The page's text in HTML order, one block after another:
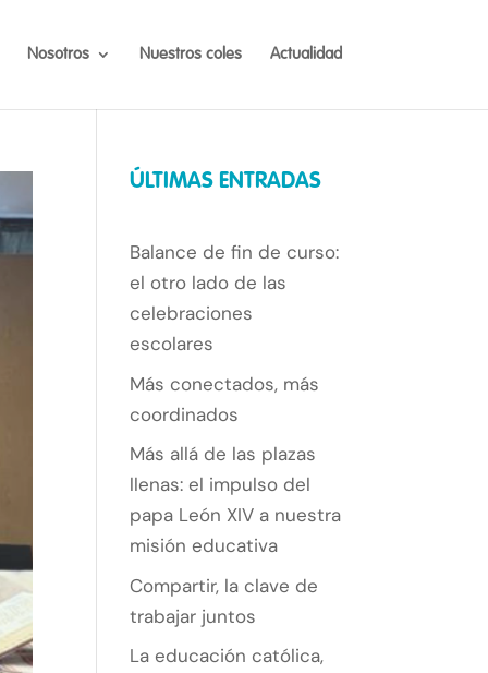
Nosotros Nuestros coles Actualidad
ÚLTIMAS ENTRADAS
Balance de fin de curso:
el otro lado de las
celebraciones
escolares
Más conectados, más
coordinados
Más allá de las plazas
llenas: el impulso del
papa León XIV a nuestra
misión educativa
Compartir, la clave de
trabajar juntos
La educación católica,